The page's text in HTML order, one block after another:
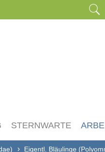
STERNWARTE
Eigentl. Bläulinge